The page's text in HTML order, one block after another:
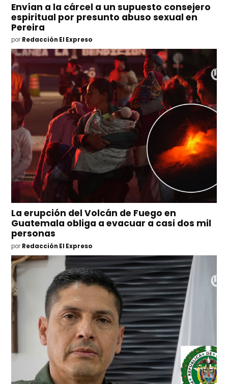
Envían a la cárcel a un supuesto consejero
espiritual por presunto abuso sexual en
Pereira
por Redacción El Expreso
La erupción del Volcán de Fuego en
Guatemala obliga a evacuar a casi dos mil
personas
por Redacción El Expreso